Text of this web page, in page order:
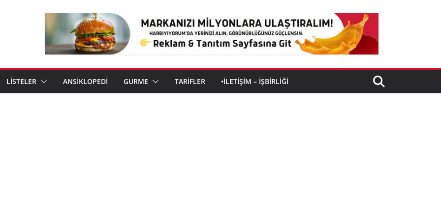
LİSTELER ANSİKLOPEDİ GURME TARİFLER •İLETIŞIM – İŞBIRLIĞI